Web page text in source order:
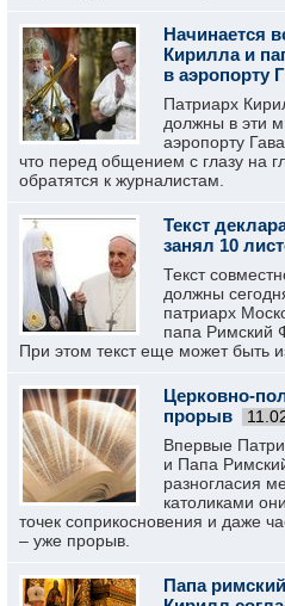
Начинается
Кирилла и
в аэропорту
Патриарх
должны в эти
аэропорту
что перед общением с глазу на
обратятся к журналистам.
Текст
занял 10
Текст
должны
патриарх
папа Римский
При этом текст еще может быть
Церковно-
прорыв
Впервые
и Папа
разногласия
католиками
точек соприкосновения и даже
– уже прорыв.
Папа